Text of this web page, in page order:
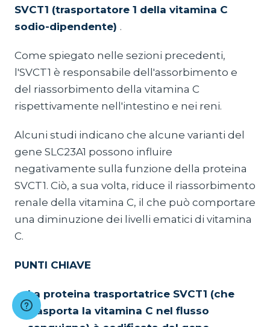
SVCT1 (trasportatore 1 della vitamina C
sodio-dipendente) .
Come spiegato nelle sezioni precedenti,
l'SVCT1 è responsabile dell'assorbimento e
del riassorbimento della vitamina C
rispettivamente nell'intestino e nei reni.
Alcuni studi indicano che alcune varianti del
gene SLC23A1 possono influire
negativamente sulla funzione della proteina
SVCT1. Ciò, a sua volta, riduce il riassorbimento
renale della vitamina C, il che può comportare
una diminuzione dei livelli ematici di vitamina
C.
PUNTI CHIAVE
La proteina trasportatrice SVCT1 (che
trasporta la vitamina C nel flusso